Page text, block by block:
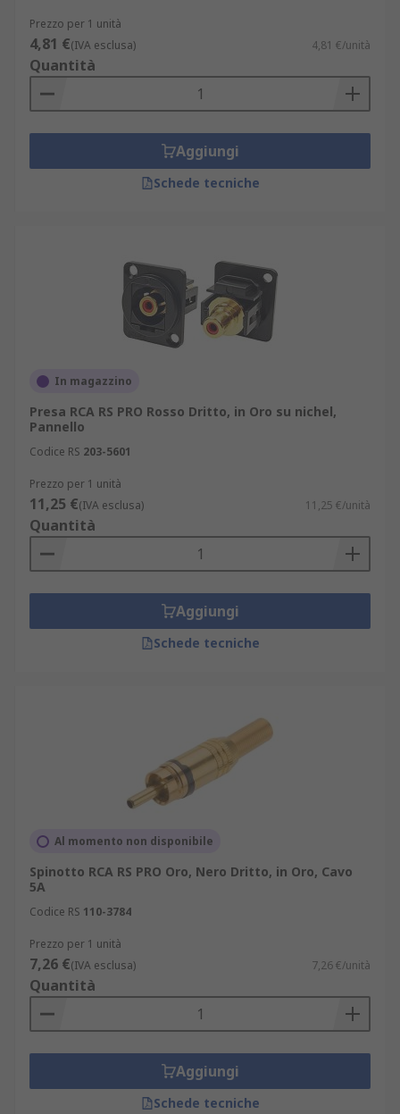
Prezzo per 1 unità
4,81 €(IVA esclusa) 4,81 €/unità
Quantità
Aggiungi
Schede tecniche
In magazzino
Presa RCA RS PRO Rosso Dritto, in Oro su nichel,
Pannello
Codice RS 203-5601
Prezzo per 1 unità
11,25 €(IVA esclusa) 11,25 €/unità
Quantità
Aggiungi
Schede tecniche
Al momento non disponibile
Spinotto RCA RS PRO Oro, Nero Dritto, in Oro, Cavo
5A
Codice RS 110-3784
Prezzo per 1 unità
7,26 €(IVA esclusa) 7,26 €/unità
Quantità
Aggiungi
Schede tecniche